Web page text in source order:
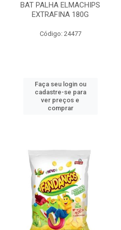
BAT PALHA ELMACHIPS
EXTRAFINA 180G
Código: 24477
Faça seu login ou
cadastre-se para
ver preços e
comprar